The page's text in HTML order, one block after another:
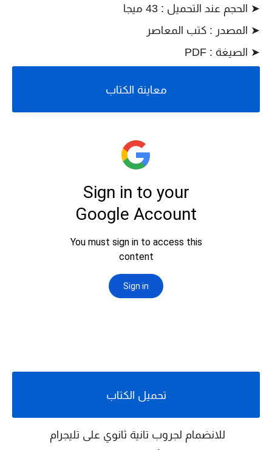
➤ الحجم عند التحميل : 43 ميجا
➤ المصدر : كتب المعاصر
➤ الصيغة : PDF
معاينة الكتاب
تحميل الكتاب
للانضمام لجروب تانية ثانوي على تليجرام